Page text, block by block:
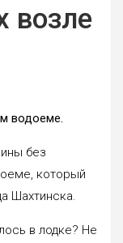
возле
водоеме.
без
который
Шахтинска.
в лодке? Не